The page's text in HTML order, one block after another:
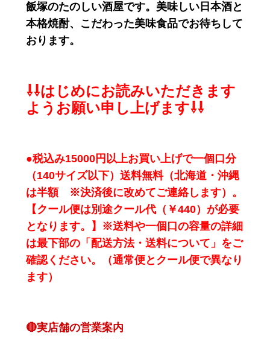
飯塚のたのしい酒屋です。美味しい日本酒と
本格焼酎、こだわった美味食品でお待ちして
おります。
⇩⇩はじめにお読みいただきます
ようお願い申し上げます⇩⇩
●税込み15000円以上お買い上げで一個口分
（140サイズ以下）送料無料（北海道・沖縄
は半額 ※決済後に改めてご連絡します）。
【クール便は別途クール代（￥440）が必要
となります。】※送料や一個口の容量の詳細
は最下部の「配送方法・送料について」をご
確認ください。（通常便とクール便で異なり
ます）
🔴実店舗の営業案内